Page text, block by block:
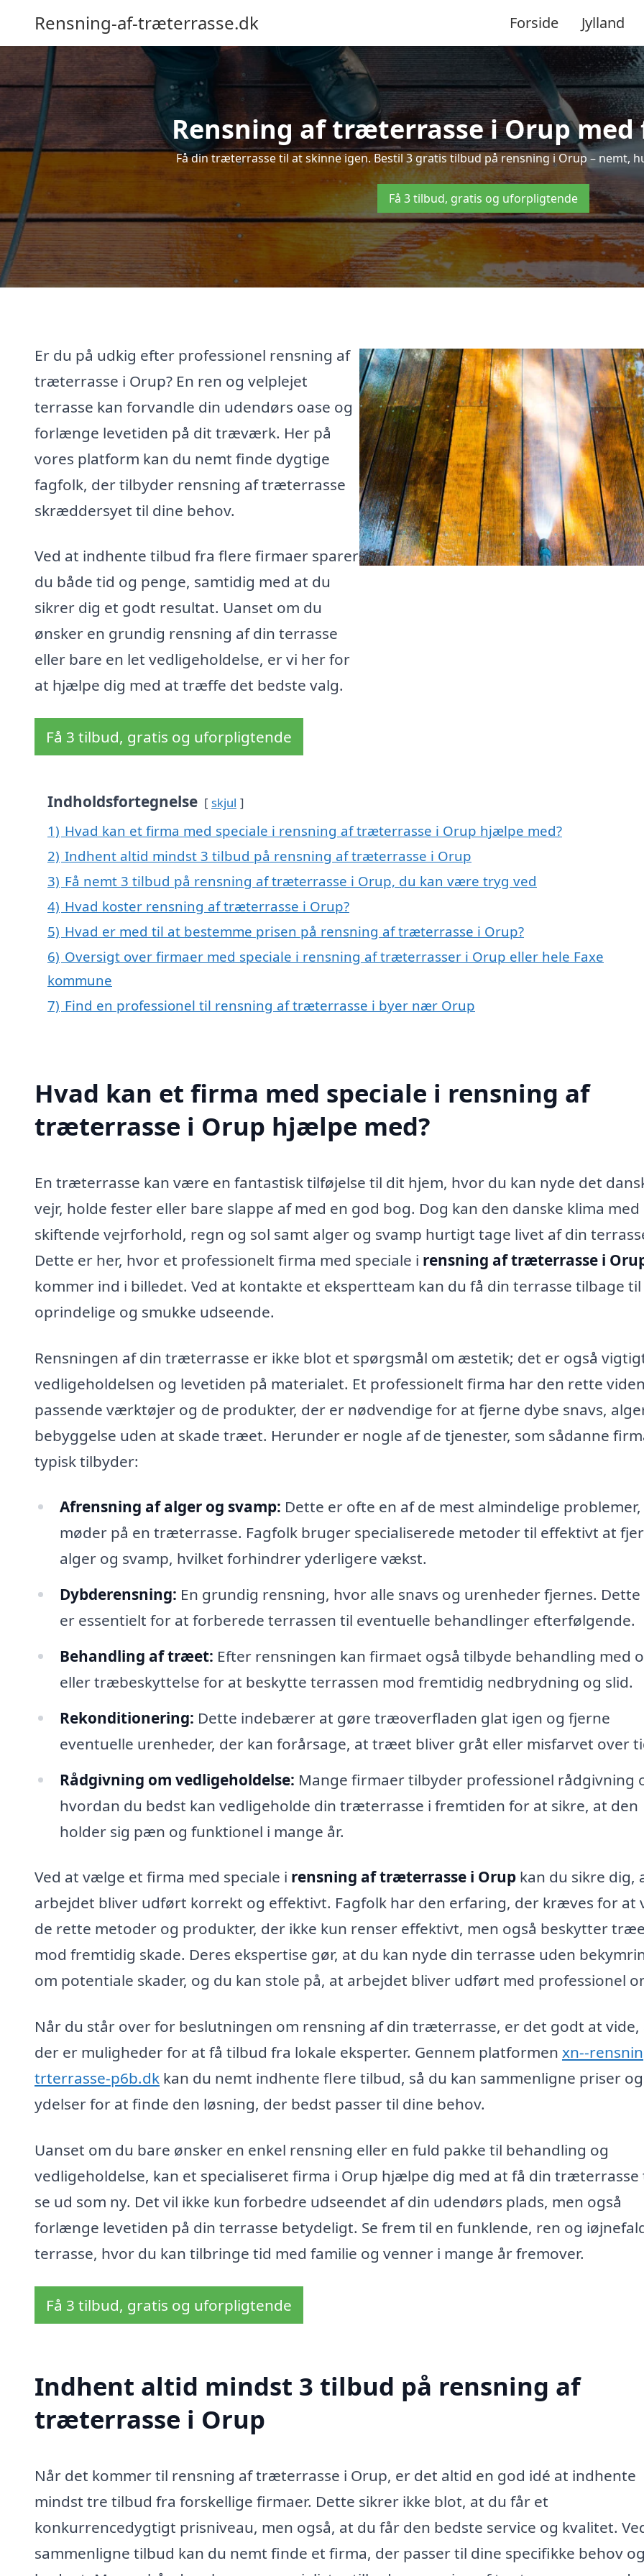
Rensning-af-træterrasse.dk Forside Jylland
Rensning af træterrasse i Orup
Få din træterrasse til at skinne igen. Bestil 3 gratis tilbud på rensning i Orup – nemt,
Få 3 tilbud, gratis og uforpligtende
Er du på udkig efter professionel rensning af
træterrasse i Orup? En ren og velplejet
terrasse kan forvandle din udendørs oase og
forlænge levetiden på dit træværk. Her på
vores platform kan du nemt finde dygtige
fagfolk, der tilbyder rensning af træterrasse
skræddersyet til dine behov.
Ved at indhente tilbud fra flere firmaer sparer
du både tid og penge, samtidig med at du
sikrer dig et godt resultat. Uanset om du
ønsker en grundig rensning af din terrasse
eller bare en let vedligeholdelse, er vi her for
at hjælpe dig med at træffe det bedste valg.
Få 3 tilbud, gratis og uforpligtende
Indholdsfortegnelse skjul
1) Hvad kan et firma med speciale i rensning af træterrasse i Orup hjælpe med?
2) Indhent altid mindst 3 tilbud på rensning af træterrasse i Orup
3) Få nemt 3 tilbud på rensning af træterrasse i Orup, du kan være tryg ved
4) Hvad koster rensning af træterrasse i Orup?
5) Hvad er med til at bestemme prisen på rensning af træterrasse i Orup?
6) Oversigt over firmaer med speciale i rensning af træterrasser i Orup eller hele Faxe
kommune
7) Find en professionel til rensning af træterrasse i byer nær Orup
Hvad kan et firma med speciale i rensning af
træterrasse i Orup hjælpe med?
En træterrasse kan være en fantastisk tilføjelse til dit hjem, hvor du kan nyde det
vejr, holde fester eller bare slappe af med en god bog. Dog kan den danske klima med
skiftende vejrforhold, regn og sol samt alger og svamp hurtigt tage livet af din
Dette er her, hvor et professionelt firma med speciale i rensning af træterrasse i
kommer ind i billedet. Ved at kontakte et ekspertteam kan du få din terrasse tilbage til
oprindelige og smukke udseende.
Rensningen af din træterrasse er ikke blot et spørgsmål om æstetik; det er også
vedligeholdelsen og levetiden på materialet. Et professionelt firma har den rette
passende værktøjer og de produkter, der er nødvendige for at fjerne dybe snavs,
bebyggelse uden at skade træet. Herunder er nogle af de tjenester, som sådanne
typisk tilbyder:
Afrensning af alger og svamp: Dette er ofte en af de mest almindelige
møder på en træterrasse. Fagfolk bruger specialiserede metoder til effektivt at
alger og svamp, hvilket forhindrer yderligere vækst.
Dybderensning: En grundig rensning, hvor alle snavs og urenheder fjernes.
er essentielt for at forberede terrassen til eventuelle behandlinger efterfølgende.
Behandling af træet: Efter rensningen kan firmaet også tilbyde behandling med
eller træbeskyttelse for at beskytte terrassen mod fremtidig nedbrydning og slid.
Rekonditionering: Dette indebærer at gøre træoverfladen glat igen og fjerne
eventuelle urenheder, der kan forårsage, at træet bliver gråt eller misfarvet over
Rådgivning om vedligeholdelse: Mange firmaer tilbyder professionel rådgivning
hvordan du bedst kan vedligeholde din træterrasse i fremtiden for at sikre, at den
holder sig pæn og funktionel i mange år.
Ved at vælge et firma med speciale i rensning af træterrasse i Orup kan du sikre dig,
arbejdet bliver udført korrekt og effektivt. Fagfolk har den erfaring, der kræves for at
de rette metoder og produkter, der ikke kun renser effektivt, men også beskytter
mod fremtidig skade. Deres ekspertise gør, at du kan nyde din terrasse uden
om potentiale skader, og du kan stole på, at arbejdet bliver udført med professionel
Når du står over for beslutningen om rensning af din træterrasse, er det godt at vide,
der er muligheder for at få tilbud fra lokale eksperter. Gennem platformen xn--
trterrasse-p6b.dk kan du nemt indhente flere tilbud, så du kan sammenligne priser og
ydelser for at finde den løsning, der bedst passer til dine behov.
Uanset om du bare ønsker en enkel rensning eller en fuld pakke til behandling og
vedligeholdelse, kan et specialiseret firma i Orup hjælpe dig med at få din træterrasse
se ud som ny. Det vil ikke kun forbedre udseendet af din udendørs plads, men også
forlænge levetiden på din terrasse betydeligt. Se frem til en funklende, ren og
terrasse, hvor du kan tilbringe tid med familie og venner i mange år fremover.
Få 3 tilbud, gratis og uforpligtende
Indhent altid mindst 3 tilbud på rensning af
træterrasse i Orup
Når det kommer til rensning af træterrasse i Orup, er det altid en god idé at indhente
mindst tre tilbud fra forskellige firmaer. Dette sikrer ikke blot, at du får et
konkurrencedygtigt prisniveau, men også, at du får den bedste service og kvalitet.
sammenligne tilbud kan du nemt finde et firma, der passer til dine specifikke behov og